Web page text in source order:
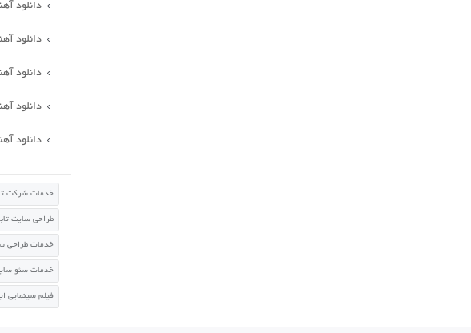
دانلود
دانلود
دانلود
دانلود
دانلود
خدمات شرکت
طراحی سایت
خدمات طراحی
خدمات سئو
فیلم سینمایی